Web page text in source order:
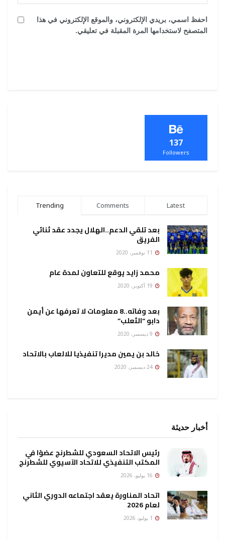
احفظ اسمي، بريدي الإلكتروني، والموقع الإلكتروني في هذا
المتصفح لاستخدامها المرة المقبلة في تعليقي.
137
Followers
Trending Comments Latest
بعد تلقي الدعم..الهلال يجدد عقد ثنائي
الفريق
محمد زايد يوقع للتعاون لمدة عام
بعد وفاته..8 معلومات لا تعرفها عن أيمن
دابو “الثعلب”
خالد بن يمين مديرا تنفيذيا للالعاب بالاتحاد
أخبار حديثة
رئيس الاتحاد السعودي للشطرنج عضوًا في
المكتب التنفيذي للاتحاد الآسيوي للشطرنج
اتحاد المناورة يعقد اجتماعه الدوري الثاني
لعام 2026